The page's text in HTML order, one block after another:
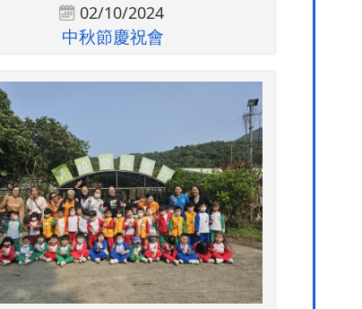
02/10/2024
中秋節慶祝會